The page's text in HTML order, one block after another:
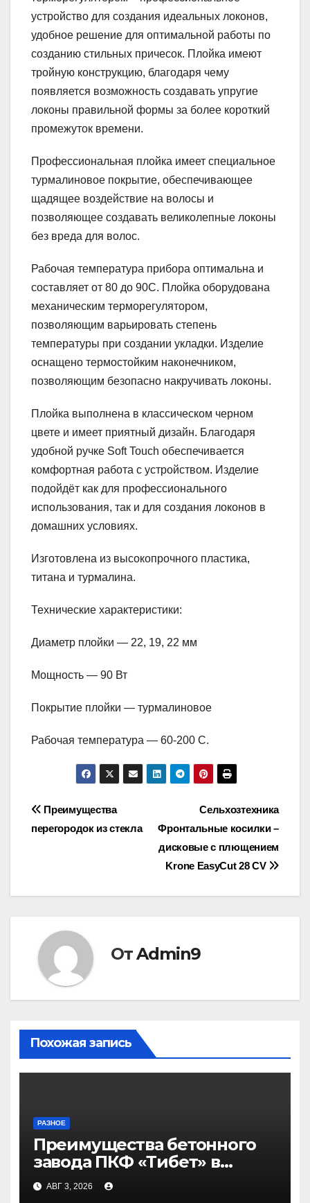
устройство для создания идеальных локонов,
удобное решение для оптимальной работы по
созданию стильных причесок. Плойка имеют
тройную конструкцию, благодаря чему
появляется возможность создавать упругие
локоны правильной формы за более короткий
промежуток времени.
Профессиональная плойка имеет специальное
турмалиновое покрытие, обеспечивающее
щадящее воздействие на волосы и
позволяющее создавать великолепные локоны
без вреда для волос.
Рабочая температура прибора оптимальна и
составляет от 80 до 90С. Плойка оборудована
механическим терморегулятором,
позволяющим варьировать степень
температуры при создании укладки. Изделие
оснащено термостойким наконечником,
позволяющим безопасно накручивать локоны.
Плойка выполнена в классическом черном
цвете и имеет приятный дизайн. Благодаря
удобной ручке Soft Touch обеспечивается
комфортная работа с устройством. Изделие
подойдёт как для профессионального
использования, так и для создания локонов в
домашних условиях.
Изготовлена из высокопрочного пластика,
титана и турмалина.
Технические характеристики:
Диаметр плойки — 22, 19, 22 мм
Мощность — 90 Вт
Покрытие плойки — турмалиновое
Рабочая температура — 60-200 С.
Навигация
по
Сельхозтехника
Фронтальные косилки –
дисковые с плющением
Krone EasyCut 28 CV
Преимущества
перегородок из стекла
ОтAdmin9
Похожая запись
РАЗНОЕ
Преимущества бетонного
завода ПКФ «Тибет» в
Волгограде и Волжском
АВГ 3, 2026